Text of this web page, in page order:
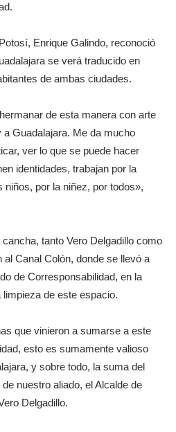
Enrique Galindo, reconoció
se verá traducido en
de ambas ciudades.
de esta manera con arte
Guadalajara. Me da mucho
ver lo que se puede hacer
identidades, trabajan por la
niños, por la niñez, por todos»,
tanto Vero Delgadillo como
al Canal Colón, donde se llevó a
de Corresponsabilidad, en la
de este espacio.
que vinieron a sumarse a este
esto es sumamente valioso
y sobre todo, la suma del
nuestro aliado, el Alcalde de
Delgadillo.